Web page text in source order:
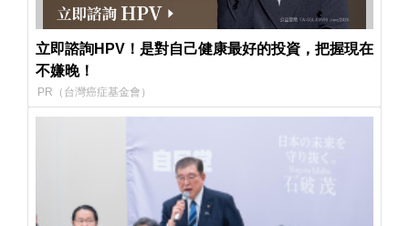
立即諮詢HPV！是對自己健康最好的投資，把握現在
不嫌晚！
PR（台灣癌症基金會）